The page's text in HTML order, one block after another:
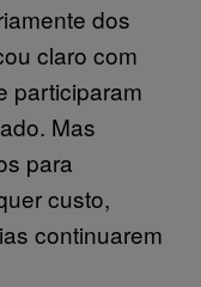
dos
claro com
participaram
Mas
para
custo,
continuarem